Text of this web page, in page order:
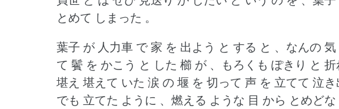
とめて しまった 。
葉子 が 人力車 で 家 を 出よう と する と 、なんの
て 鬢 を かこう と した 櫛 が 、もろくも ぽきり と 折
堪え 堪えて いた 涙 の 堰 を 切って 声 を 立てて 泣き
でも 立てた ように 、燃える ような 目 から とめど